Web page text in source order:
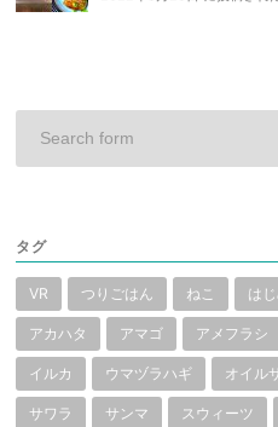
タグ
VR つりごはん ねこ は
アカハタ アマゴ アメフラシ
イルカ ウマヅラハギ オイル
サワラ サンマ スウィーツ